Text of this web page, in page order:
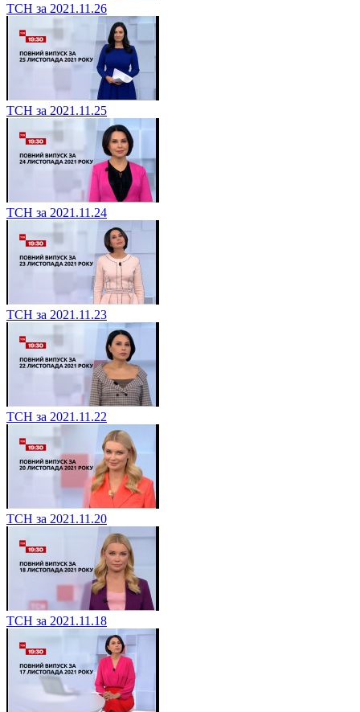
ТСН за 2021.11.26
ТСН за 2021.11.25
ТСН за 2021.11.24
ТСН за 2021.11.23
ТСН за 2021.11.22
ТСН за 2021.11.20
ТСН за 2021.11.18